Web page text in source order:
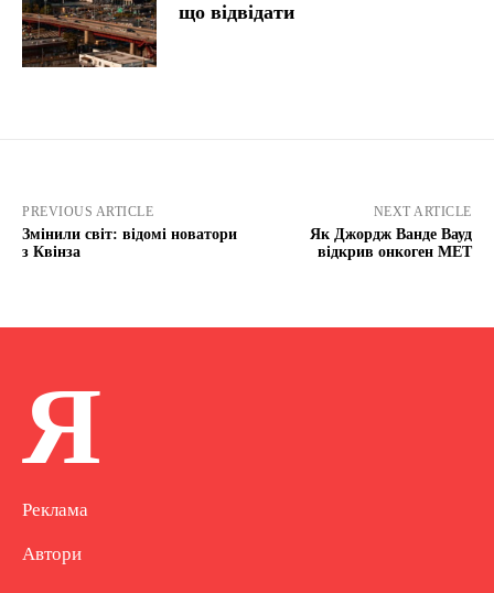
що відвідати
PREVIOUS ARTICLE
Змінили світ: відомі новатори
з Квінза
NEXT ARTICLE
Як Джордж Ванде Вауд
відкрив онкоген МЕТ
Я
Реклама
Автори